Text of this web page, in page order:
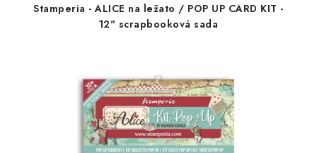
Stamperia - ALICE na ležato / POP UP CARD KIT -
12" scrapbooková sada